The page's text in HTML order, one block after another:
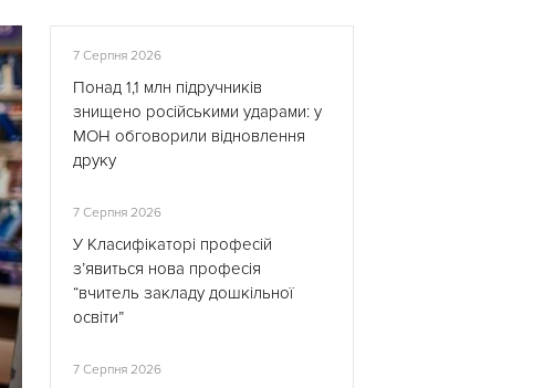
7 Серпня 2026
Понад 1,1 млн підручників
знищено російськими ударами: у
МОН обговорили відновлення
друку
7 Серпня 2026
У Класифікаторі професій
з’явиться нова професія
“вчитель закладу дошкільної
освіти”
7 Серпня 2026